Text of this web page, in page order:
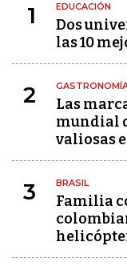
1 EDUCACIÓN
Dos
las 10
2
Las
mundial
valiosas
3 BRASIL
Familia